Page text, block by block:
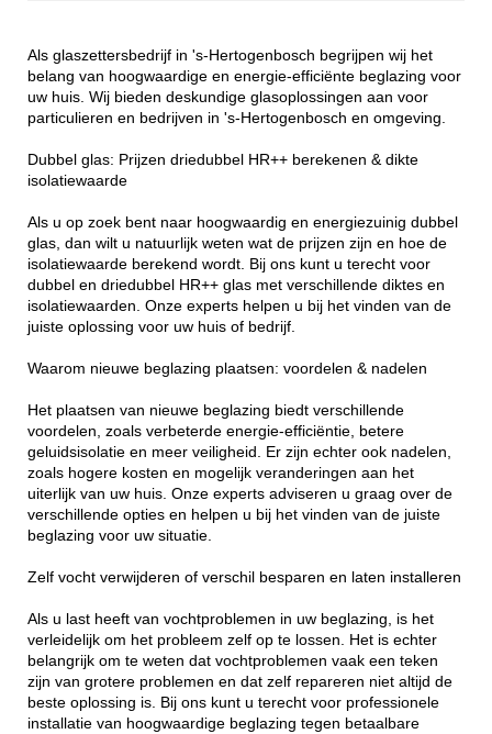
Als glaszettersbedrijf in 's-Hertogenbosch begrijpen wij het
belang van hoogwaardige en energie-efficiënte beglazing voor
uw huis. Wij bieden deskundige glasoplossingen aan voor
particulieren en bedrijven in 's-Hertogenbosch en omgeving.
Dubbel glas: Prijzen driedubbel HR++ berekenen & dikte
isolatiewaarde
Als u op zoek bent naar hoogwaardig en energiezuinig dubbel
glas, dan wilt u natuurlijk weten wat de prijzen zijn en hoe de
isolatiewaarde berekend wordt. Bij ons kunt u terecht voor
dubbel en driedubbel HR++ glas met verschillende diktes en
isolatiewaarden. Onze experts helpen u bij het vinden van de
juiste oplossing voor uw huis of bedrijf.
Waarom nieuwe beglazing plaatsen: voordelen & nadelen
Het plaatsen van nieuwe beglazing biedt verschillende
voordelen, zoals verbeterde energie-efficiëntie, betere
geluidsisolatie en meer veiligheid. Er zijn echter ook nadelen,
zoals hogere kosten en mogelijk veranderingen aan het
uiterlijk van uw huis. Onze experts adviseren u graag over de
verschillende opties en helpen u bij het vinden van de juiste
beglazing voor uw situatie.
Zelf vocht verwijderen of verschil besparen en laten installeren
Als u last heeft van vochtproblemen in uw beglazing, is het
verleidelijk om het probleem zelf op te lossen. Het is echter
belangrijk om te weten dat vochtproblemen vaak een teken
zijn van grotere problemen en dat zelf repareren niet altijd de
beste oplossing is. Bij ons kunt u terecht voor professionele
installatie van hoogwaardige beglazing tegen betaalbare